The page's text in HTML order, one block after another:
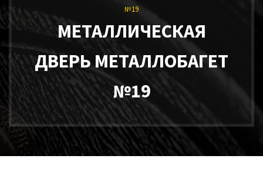
№19
МЕТАЛЛИЧЕСКАЯ
ДВЕРЬ МЕТАЛЛОБАГЕТ
№19